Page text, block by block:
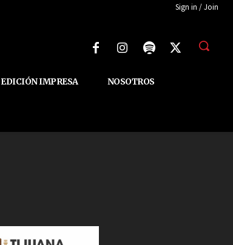
Sign in / Join
EDICIÓN IMPRESA NOSOTROS